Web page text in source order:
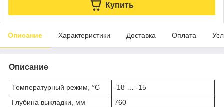
Купить
Описание Характеристики Доставка Оплата
Описание
Температурный режим, °C
-18 … -15
Глубина выкладки, мм
760